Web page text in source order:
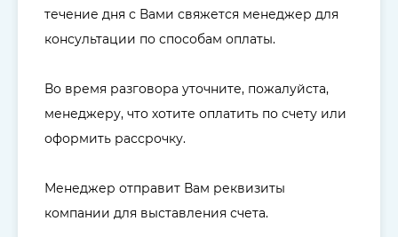
течение дня с Вами свяжется менеджер для
консультации по способам оплаты.
Во время разговора уточните, пожалуйста,
менеджеру, что хотите оплатить по счету или
оформить рассрочку.
Менеджер отправит Вам реквизиты
компании для выставления счета.